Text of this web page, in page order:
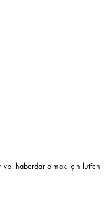
vb. haberdar olmak için lütfen